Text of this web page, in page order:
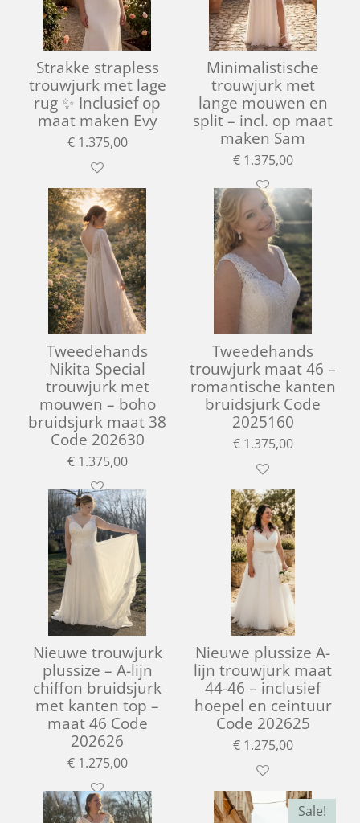
Strakke strapless
trouwjurk met lage
rug ✨ Inclusief op
maat maken Evy
€ 1.375,00
Minimalistische
trouwjurk met
lange mouwen en
split – incl. op maat
maken Sam
€ 1.375,00
Tweedehands
Nikita Special
trouwjurk met
mouwen – boho
bruidsjurk maat 38
Code 202630
€ 1.375,00
Tweedehands
trouwjurk maat 46 –
romantische kanten
bruidsjurk Code
2025160
€ 1.375,00
Nieuwe trouwjurk
plussize – A-lijn
chiffon bruidsjurk
met kanten top –
maat 46 Code
202626
€ 1.275,00
Nieuwe plussize A-
lijn trouwjurk maat
44-46 – inclusief
hoepel en ceintuur
Code 202625
€ 1.275,00
Sale!